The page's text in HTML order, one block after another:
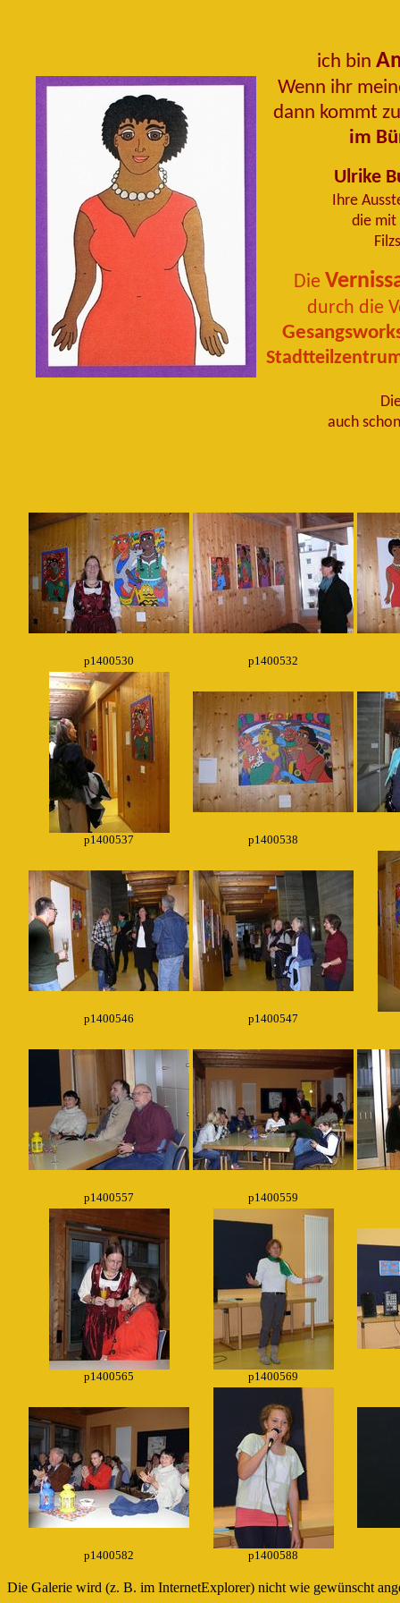
ich bin
Wenn ihr
dann kommt
im
Ulrike
Ihre
die mit
Die
durch die
auch
p1400530 p1400532
p1400537 p1400538
p1400546 p1400547
p1400557 p1400559
p1400565 p1400569
p1400582 p1400588
Die Galerie wird (z. B. im InternetExplorer) nicht wie gewünscht